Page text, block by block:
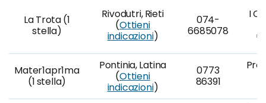
La Trota (1
stella)
Rivodutri, Rieti
(Ottieni
indicazioni)
074-
6685078
I
Mater1apr1ma
(1 stella)
Pontinia, Latina
(Ottieni
indicazioni)
0773
86391